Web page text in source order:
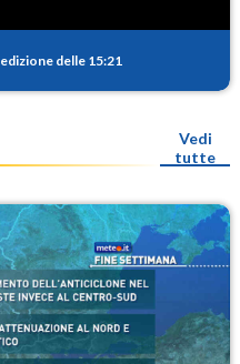
edizione delle 15:21
Vedi
tutte